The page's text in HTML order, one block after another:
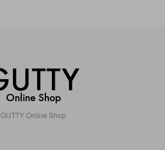
GUTTY Online Shop